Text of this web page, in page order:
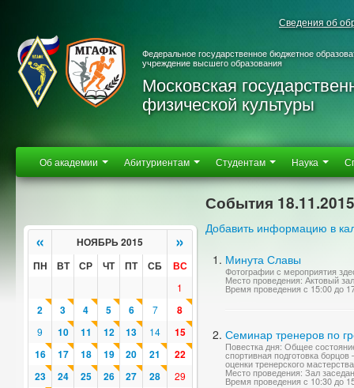
Сведения об
Федеральное государственное бюджетное
учреждение высшего образования
Московская
физической культуры
Об академии Абитуриентам Студентам Наука
« НОЯБРЬ 2015 »
ПН ВТ СР ЧТ ПТ СБ ВС
1
2 3 4 5 6 7 8
9 10 11 12 13 14
15
16
17 18 19 20 21
22
23
24 25 26 27 28 29
События 18.11.2015
Добавить информацию в
Минута Славы
Фотографии с мероприятия
Место проведения: Актовый
Время проведения с 15:00 до
Семинар тренеров по
Повестка дня: Общее
спортивная подготовка
оценки тренерского
Место проведения: Зал
Время проведения с 10:30 до